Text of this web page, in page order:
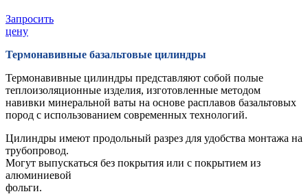
Запросить
цену
Термонавивные базальтовые цилиндры
Термонавивные цилиндры представляют собой полые
теплоизоляционные изделия, изготовленные методом
навивки минеральной ваты на основе расплавов базальтовых
пород с использованием современных технологий.
Цилиндры имеют продольный разрез для удобства монтажа на
трубопровод.
Могут выпускаться без покрытия или с покрытием из
алюминиевой
фольги.